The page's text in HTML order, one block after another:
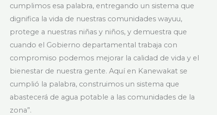
cumplimos esa palabra, entregando un sistema que
dignifica la vida de nuestras comunidades wayuu,
protege a nuestras niñas y niños, y demuestra que
cuando el Gobierno departamental trabaja con
compromiso podemos mejorar la calidad de vida y el
bienestar de nuestra gente. Aquí en Kanewakat se
cumplió la palabra, construimos un sistema que
abastecerá de agua potable a las comunidades de la
zona”.